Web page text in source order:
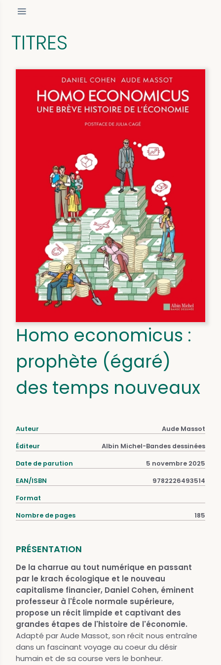
TITRES
Homo economicus :
prophète (égaré)
des temps nouveaux
Auteur Aude Massot
Éditeur Albin Michel-Bandes dessinées
Date de parution 5 novembre 2025
EAN/ISBN 9782226493514
Format
Nombre de pages 185
PRÉSENTATION
De la charrue au tout numérique en passant
par le krach écologique et le nouveau
capitalisme financier, Daniel Cohen, éminent
professeur à l'École normale supérieure,
propose un récit limpide et captivant des
grandes étapes de l'histoire de l'économie.
Adapté par Aude Massot, son récit nous entraîne
dans un fascinant voyage au coeur du désir
humain et de sa course vers le bonheur.